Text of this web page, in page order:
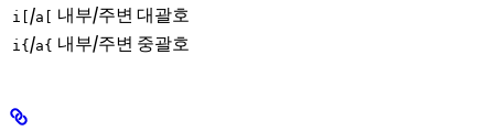
i[ /a[ 내부/주변 대괄호
i{ /a{ 내부/주변 중괄호